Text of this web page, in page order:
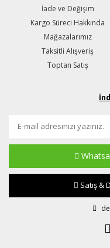
İade ve Değişim
Kargo Süreci Hakkında
Mağazalarımız
Taksitli Alışveriş
Toptan Satış
Satış &